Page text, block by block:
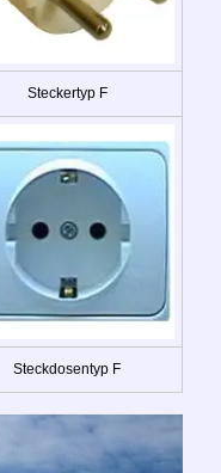
Steckertyp F
Steckdosentyp F